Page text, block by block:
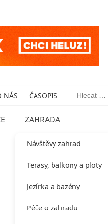
NÁS ČASOPIS Vyhledávání
ZAHRADA
Návštěvy zahrad
Terasy, balkony a ploty
Jezírka a bazény
Péče o zahradu